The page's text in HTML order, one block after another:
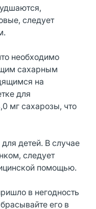
следует
необходимо
сахарным
на
для
мг сахарозы, что
детей. В случае
следует
помощью.
в негодность
его в